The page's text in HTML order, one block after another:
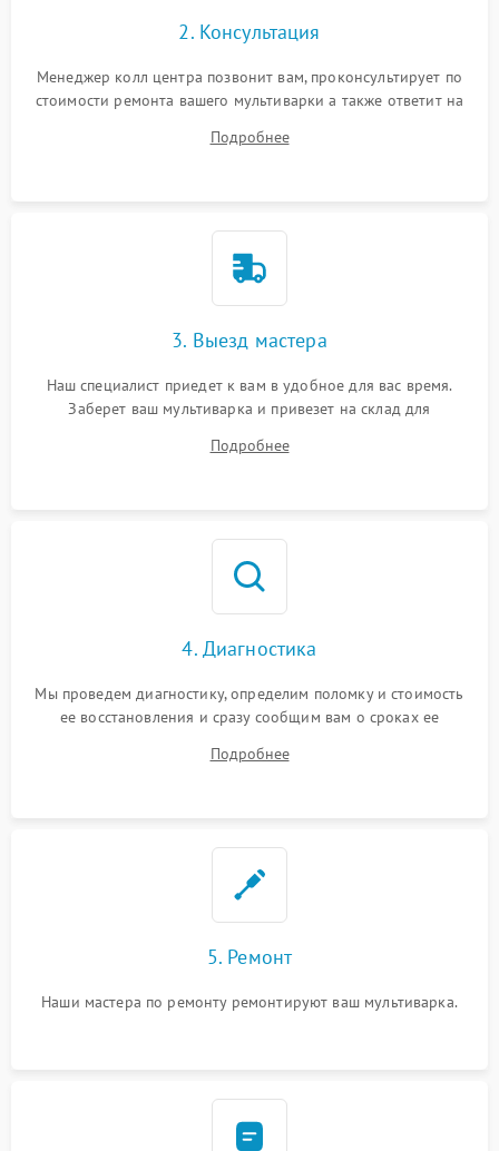
2. Консультация
Менеджер колл центра позвонит вам, проконсультирует по
стоимости ремонта вашего мультиварки а также ответит на
Подробнее
3. Выезд мастера
Наш специалист приедет к вам в удобное для вас время.
Заберет ваш мультиварка и привезет на склад для
Подробнее
4. Диагностика
Мы проведем диагностику, определим поломку и стоимость
ее восстановления и сразу сообщим вам о сроках ее
Подробнее
5. Ремонт
Наши мастера по ремонту ремонтируют ваш мультиварка.